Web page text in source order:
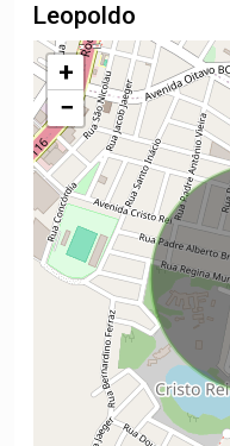
Leopoldo
+
−